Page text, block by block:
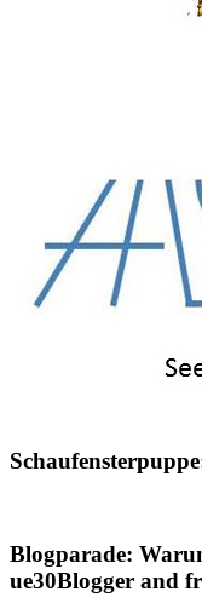
Blogparade:
ue30Blogger and